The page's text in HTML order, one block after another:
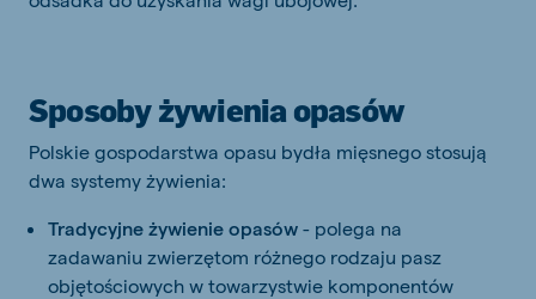
Sposoby żywienia opasów
Polskie gospodarstwa opasu bydła mięsnego stosują
dwa systemy żywienia:
Tradycyjne żywienie opasów - polega na
zadawaniu zwierzętom różnego rodzaju pasz
objętościowych w towarzystwie komponentów